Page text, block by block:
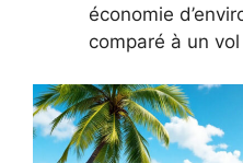
économie
comparé à un